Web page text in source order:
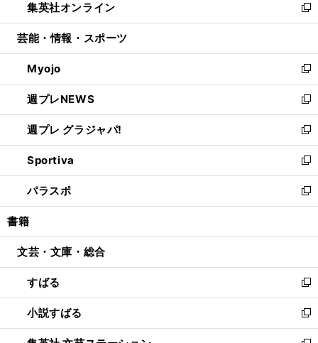
く
で
開
ド
ウ
開
く
ィ
ン
ウ
で
開
く
い
ウ
ン
ド
ウ
で
開
く
集英社オンライン
新
し
ウ
ィ
ン
ド
ウ
で
開
く
芸能・情報・スポーツ
Myojo
新
し
い
ウ
ィ
ン
ド
ウ
で
開
週プレNEWS
新
し
い
ウ
ィ
ン
ド
ウ
開
週プレ グラジャパ!
新
し
い
ウ
ィ
ン
ウ
開
く
Sportiva
新
し
い
ウ
ン
ウ
で
開
く
パラスポ
新
し
ウ
ン
ド
ウ
で
開
書籍
文芸・文庫・総合
すばる
新
し
い
ウ
小説すばる
新
し